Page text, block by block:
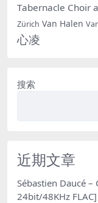
Tabernacle Choir
Zürich Van Halen
心凌
搜索
近期文章
Sébastien Daucé –
24bit/48KHz FLAC]